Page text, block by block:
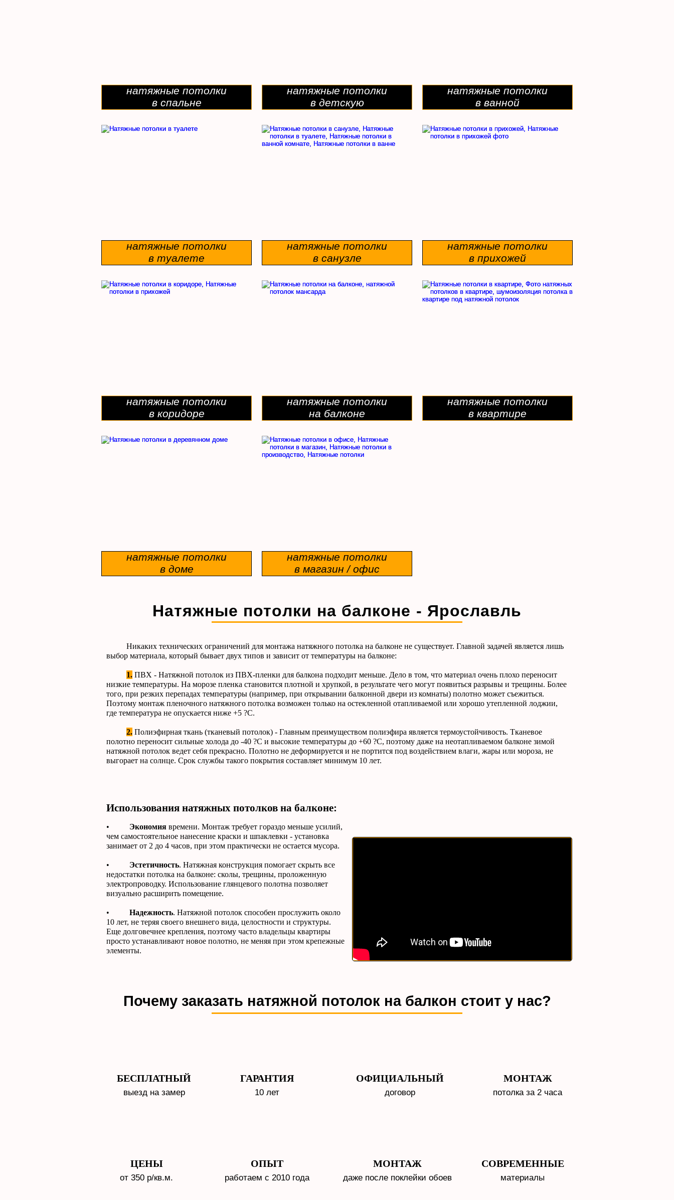
натяжные потолки
в спальне
натяжные потолки
в ванной
натяжные потолки
в детскую
натяжные потолки
в туалете
натяжные потолки
в санузле
натяжные потолки
в прихожей
натяжные потолки
в коридоре
натяжные потолки
на балконе
натяжные потолки
в магазин / офис
натяжные потолки
в доме
натяжные потолки
в квартире
БЕСПЛАТНЫЙ ГАРАНТИЯ ОФИЦИАЛЬНЫЙ
СОВРЕМЕННЫЕ
ЦЕНЫ МОНТАЖ
ОПЫТ
МОНТАЖ
выезд на замер 10 лет договор потолка за 2 часа
от 350 р/кв.м. работаем с 2010 года даже после поклейки обоев материалы
Почему заказать натяжной потолок на балкон стоит у нас?
Натяжные потолки на балконе - Ярославль
Никаких технических ограничений для монтажа натяжного потолка на балконе не существует. Главной задачей является лишь
выбор материала, который бывает двух типов и зависит от температуры на балконе:
1. ПВХ - Натяжной потолок из ПВХ-пленки для балкона подходит меньше. Дело в том, что материал очень плохо переносит
низкие температуры. На морозе пленка становится плотной и хрупкой, в результате чего могут появиться разрывы и трещины. Более
того, при резких перепадах температуры (например, при открывании балконной двери из комнаты) полотно может съежиться.
Поэтому монтаж пленочного натяжного потолка возможен только на остекленной отапливаемой или хорошо утепленной лоджии,
где температура не опускается ниже +5 ?С.
2. Полиэфирная ткань (тканевый потолок) - Главным преимуществом полиэфира является термоустойчивость. Тканевое
полотно переносит сильные холода до -40 ?С и высокие температуры до +60 ?С, поэтому даже на неотапливаемом балконе зимой
натяжной потолок ведет себя прекрасно. Полотно не деформируется и не портится под воздействием влаги, жары или мороза, не
выгорает на солнце. Срок службы такого покрытия составляет минимум 10 лет.
Использования натяжных потолков на балконе:
• Экономия времени. Монтаж требует гораздо меньше усилий,
чем самостоятельное нанесение краски и шпаклевки - установка
занимает от 2 до 4 часов, при этом практически не остается мусора.
• Эстетичность. Натяжная конструкция помогает скрыть все
недостатки потолка на балконе: сколы, трещины, проложенную
электропроводку. Использование глянцевого полотна позволяет
визуально расширить помещение.
• Надежность. Натяжной потолок способен прослужить около
10 лет, не теряя своего внешнего вида, целостности и структуры.
Еще долговечнее крепления, поэтому часто владельцы квартиры
просто устанавливают новое полотно, не меняя при этом крепежные
элементы.